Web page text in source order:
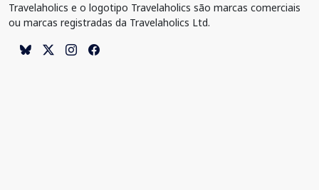
Travelaholics e o logotipo Travelaholics são marcas comerciais
ou marcas registradas da Travelaholics Ltd.